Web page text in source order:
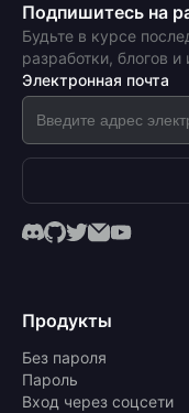
Подпишитесь на
Будьте в курсе
разработки, блогов
Электронная почта
Продукты
Без пароля
Пароль
Вход через соцсети